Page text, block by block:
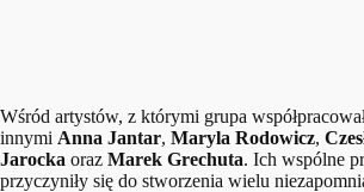
Wśród artystów, z którymi grupa
innymi Anna Jantar, Maryla Rodowicz,
Jarocka oraz Marek Grechuta. Ich wspólne
przyczyniły się do stworzenia wielu